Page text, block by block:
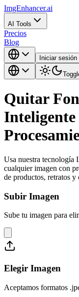
ImgEnhancer.ai
AI Tools
Precios
Blog
Iniciar sesión
Quitar
Inteligente
Usa nuestra tecnología
cualquier imagen con
de productos, retratos
Subir Imagen
Sube tu imagen para
Elegir Imagen
Aceptamos formatos